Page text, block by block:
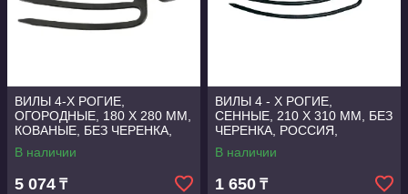
ВИЛЫ 4-Х РОГИЕ,
ОГОРОДНЫЕ, 180 Х 280 ММ,
КОВАНЫЕ, БЕЗ ЧЕРЕНКА,
СИБРТЕХ
В наличии
5 074 ₸
ВИЛЫ 4 - Х РОГИЕ,
СЕННЫЕ, 210 Х 310 ММ, БЕЗ
ЧЕРЕНКА, РОССИЯ,
СИБРТЕХ
В наличии
1 650 ₸